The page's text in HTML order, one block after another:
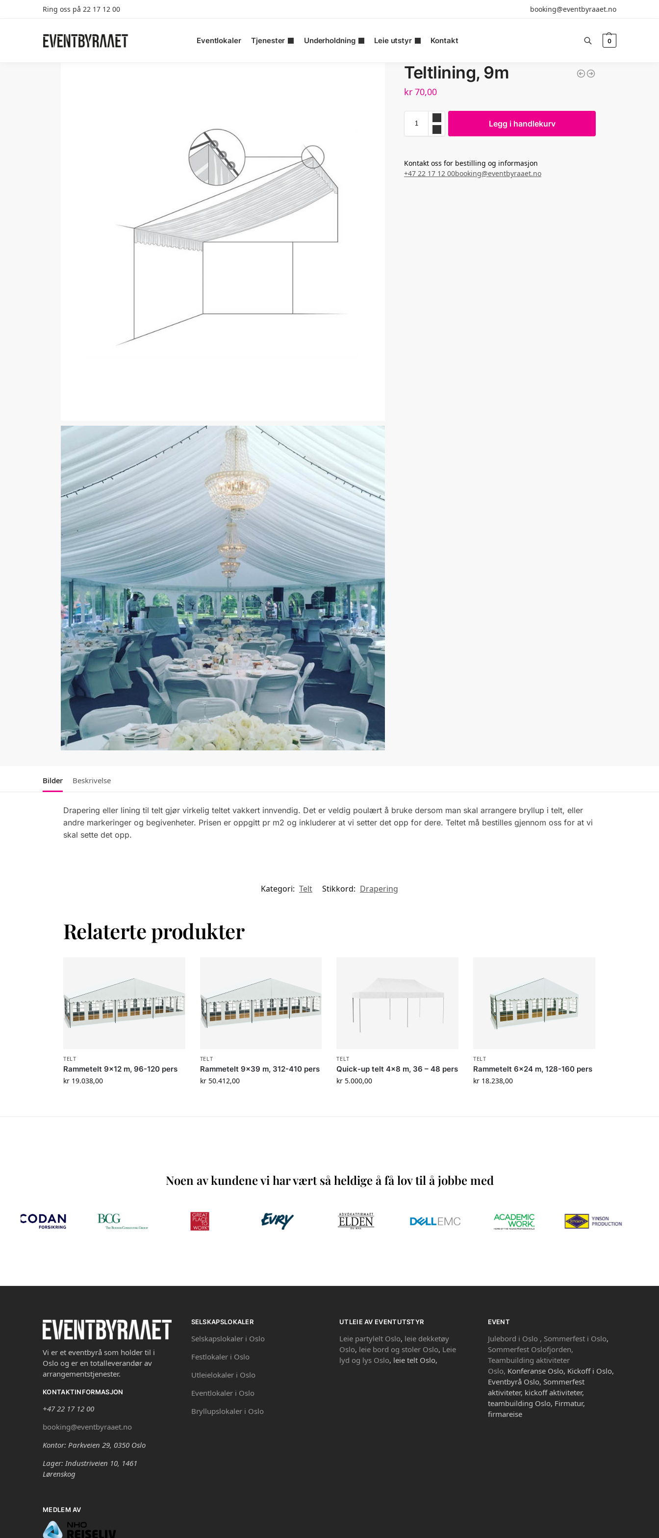
Ring oss på 22 17 12 00 booking@eventbyraaet.no
Eventlokaler Tjenester Underholdning Leie utstyr Kontakt
Search
0
Teltlining, 9m
kr 70,00
Legg i handlekurv
Kontakt oss for bestilling og informasjon
+47 22 17 12 00booking@eventbyraaet.no
Bilder Beskrivelse
Drapering eller lining til telt gjør virkelig teltet vakkert innvendig. Det er veldig poulært å bruke dersom man skal arrangere bryllup i telt, eller
andre markeringer og begivenheter. Prisen er oppgitt pr m2 og inkluderer at vi setter det opp for dere. Teltet må bestilles gjennom oss for at vi
skal sette det opp.
Kategori: Telt Stikkord: Drapering
Relaterte produkter
TELT
Rammetelt 9×12 m, 96-120 pers
kr19.038,00
TELT
Rammetelt 9×39 m, 312-410 pers
kr50.412,00
TELT
Quick-up telt 4×8 m, 36 – 48 pers
kr 5.000,00
TELT
Rammetelt 6×24 m, 128-160 pers
kr 18.238,00
Noen av kundene vi har vært så heldige å få lov til å jobbe med
Vi er et eventbyrå som holder til i
Oslo og er en totalleverandør av
arrangementstjenester.
KONTAKTINFORMASJON
+47 22 17 12 00
booking@eventbyraaet.no
Kontor: Parkveien 29, 0350 Oslo
Lager: Industriveien 10, 1461
Lørenskog
MEDLEM AV
SELSKAPSLOKALER
Selskapslokaler i Oslo
Festlokaler i Oslo
Utleielokaler i Oslo
Eventlokaler i Oslo
Bryllupslokaler i Oslo
UTLEIE AV EVENTUTSTYR
Leie partylelt Oslo, leie dekketøy
Oslo, leie bord og stoler Oslo, Leie
lyd og lys Oslo, leie telt Oslo,
EVENT
Julebord i Oslo , Sommerfest i Oslo,
Sommerfest Oslofjorden,
Teambuilding aktiviteter
Oslo, Konferanse Oslo, Kickoff i Oslo,
Eventbyrå Oslo, Sommerfest
aktiviteter, kickoff aktiviteter,
teambuilding Oslo, Firmatur,
firmareise